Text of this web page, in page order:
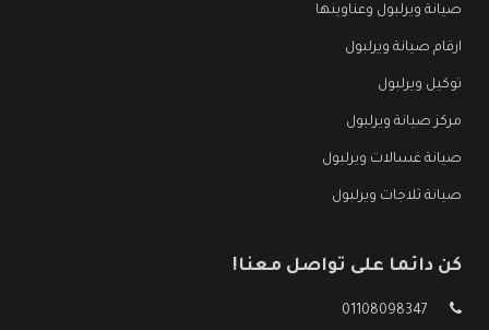
صيانة ويرلبول وعناوينها
ارقام صيانة ويرلبول
توكيل ويرلبول
مركز صيانة ويرلبول
صيانة غسالات ويرلبول
صيانة ثلاجات ويرلبول
كن دائما على تواصل معنا!
01108098347